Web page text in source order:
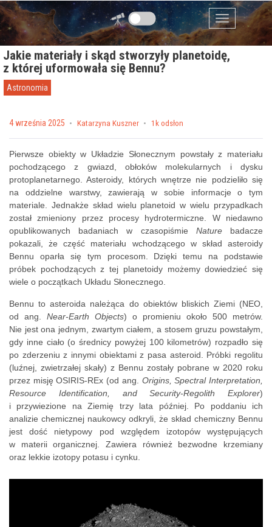
Przejdź do zawartości
Menu
Jakie materiały i skąd stworzyły planetoidę,
z której uformowała się Bennu?
Astronomia
Posted on
4 września 2025 by Katarzyna Kuszner 1k odsłon
Pierwsze obiekty w Układzie Słonecznym powstały z materiału
pochodzącego z gwiazd, obłoków molekularnych i dysku
protoplanetarnego. Asteroidy, których wnętrze nie podzieliło się
na oddzielne warstwy, zawierają w sobie informacje o tym
materiale. Jednakże skład wielu planetoid w wielu przypadkach
został zmieniony przez procesy hydrotermiczne. W niedawno
opublikowanych badaniach w czasopiśmie Naturebadacze
pokazali, że część materiału wchodzącego w skład asteroidy
Bennu oparła się tym procesom. Dzięki temu na podstawie
próbek pochodzących z tej planetoidy możemy dowiedzieć się
wiele o początkach Układu Słonecznego.
Bennu to asteroida należąca do obiektów bliskich Ziemi (NEO,
od ang. Near-Earth Objects) o promieniu około 500 metrów.
Nie jest ona jednym, zwartym ciałem, a stosem gruzu powstałym,
gdy inne ciało (o średnicy powyżej 100 kilometrów) rozpadło się
po zderzeniu z innymi obiektami z pasa asteroid. Próbki regolitu
(luźnej, zwietrzałej skały) z Bennu zostały pobrane w 2020 roku
przez misję OSIRIS-REx (od ang. Origins, Spectral Interpretation,
Resource Identification, and Security-Regolith Explorer)
i przywiezione na Ziemię trzy lata później. Po poddaniu ich
analizie chemicznej naukowcy odkryli, że skład chemiczny Bennu
jest dość nietypowy pod względem izotopów występujących
w materii organicznej. Zawiera również bezwodne krzemiany
oraz lekkie izotopy potasu i cynku.